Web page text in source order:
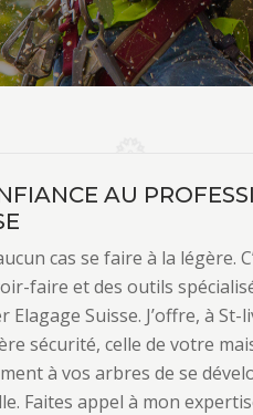
AU
cas se faire à la légère.
faire et des outils
Elagage Suisse. J’offre, à
sécurité, celle de votre
à vos arbres de se
Faites appel à mon